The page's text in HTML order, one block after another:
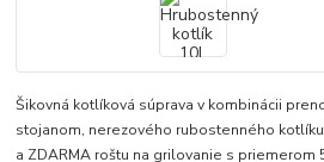
Šikovná kotlíková súprava v kombinácii
stojanom, nerezového rubostenného
a ZDARMA roštu na grilovanie s priemerom